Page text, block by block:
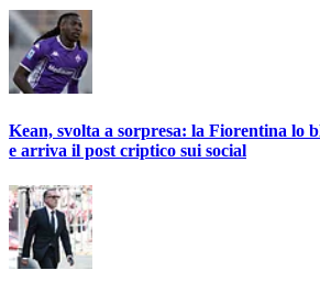
Kean, svolta a sorpresa: la Fiorentina lo
e arriva il post criptico sui social